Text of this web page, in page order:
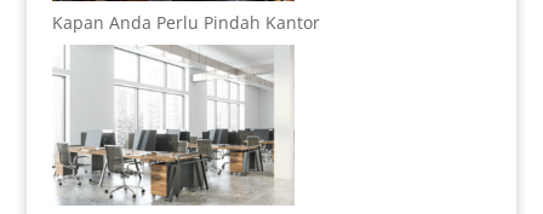
Kapan Anda Perlu Pindah Kantor